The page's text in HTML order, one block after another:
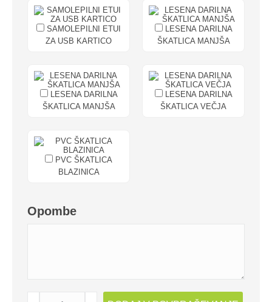
SAMOLEPILNI ETUI
ZA USB KARTICO
LESENA DARILNA
ŠKATLICA MANJŠA
LESENA DARILNA
ŠKATLICA MANJŠA
LESENA DARILNA
ŠKATLICA VEČJA
PVC ŠKATLICA
BLAZINICA
Opombe